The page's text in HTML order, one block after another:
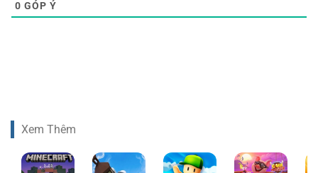
0 GÓP Ý
Xem Thêm